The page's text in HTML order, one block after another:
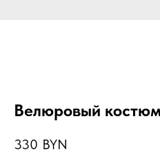
Велюровый
330 BYN